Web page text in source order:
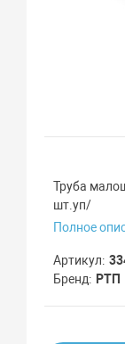
Труба
шт.уп/
Полное
Артикул
Бренд
РТП